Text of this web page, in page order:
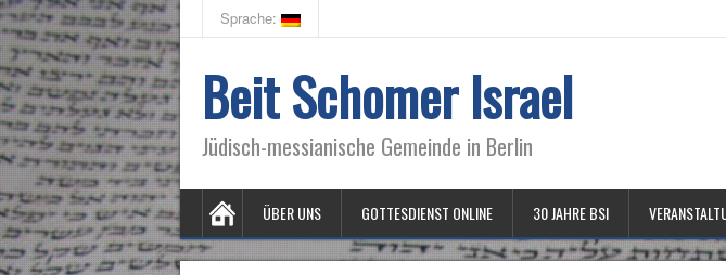
Sprache:
Beit Schomer Israel
Jüdisch-messianische Gemeinde in Berlin
ÜBER UNS GOTTESDIENST ONLINE 30 JAHRE BSI